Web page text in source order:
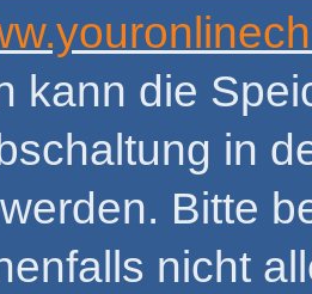
kann die
in
Bitte
nicht